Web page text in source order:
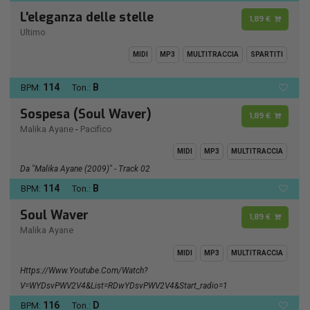
L'eleganza delle stelle
Ultimo
1,89 €
MIDI MP3 MULTITRACCIA SPARTITI
BPM: 114 Ton.: B
Sospesa (Soul Waver)
Malika Ayane - Pacifico
1,89 €
MIDI MP3 MULTITRACCIA
Da "Malika Ayane (2009)" - Track 02
BPM: 114 Ton.: B
Soul Waver
Malika Ayane
1,89 €
MIDI MP3 MULTITRACCIA
Https://www.youtube.com/watch?
V=wYDsvPWV2V4&list=RDwYDsvPWV2V4&start_radio=1
BPM: 116 Ton.: D